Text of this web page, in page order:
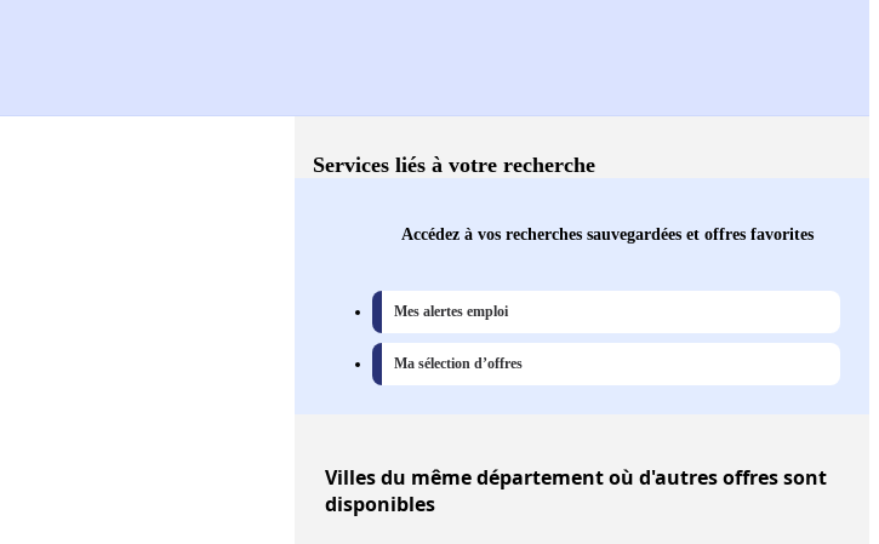
Services liés à votre recherche
Accédez à vos recherches sauvegardées et offres favorites
Mes alertes emploi
Ma sélection d’offres
Villesdu même département où d'autres offres sont
disponibles